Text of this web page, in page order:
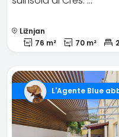
Ližnjan
76 m²
70 m² 2
L'Agente Blue